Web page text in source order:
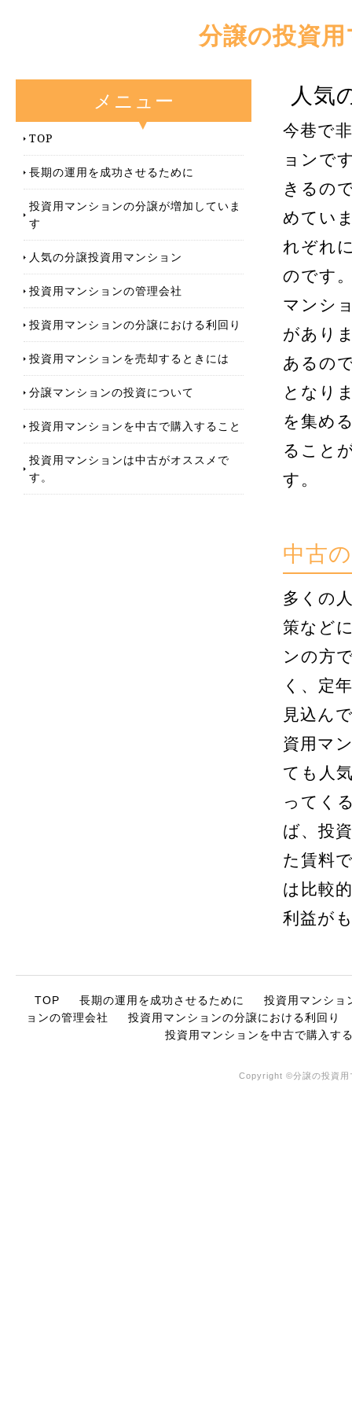
分譲の投資
メニュー
TOP
長期の運用を成功させるために
投資用マンションの分譲が増加していま
す
人気の分譲投資用マンション
投資用マンションの管理会社
投資用マンションの分譲における利回り
投資用マンションを売却するときには
分譲マンションの投資について
投資用マンションを中古で購入すること
投資用マンションは中古がオススメで
す。
人気
今巷で
ョンで
きるの
めてい
れぞれ
のです
マンシ
があり
あるの
となり
を集め
ること
す。
中古
多くの
策など
ンの方
く、定
見込ん
資用マ
ても人
ってく
ば、投
た賃料
は比較
利益が
TOP 長期の運用を成功させるために
投資用マンショ
ョンの管理会社
投資用マンションの分譲における利回り
投資用マンションを中古で購入す
Copyright ©分譲の投資